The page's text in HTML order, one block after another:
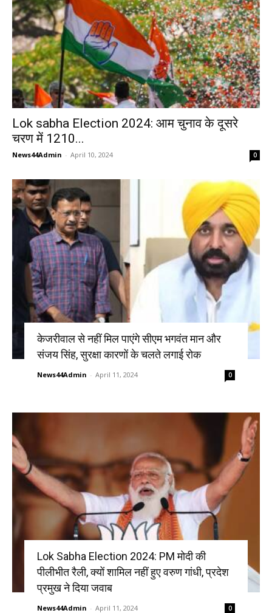
Lok sabha Election 2024: आम चुनाव के दूसरे
चरण में 1210...
News44Admin - April 10, 2024 0
केजरीवाल से नहीं मिल पाएंगे सीएम भगवंत मान और
संजय सिंह, सुरक्षा कारणों के चलते लगाई रोक
News44Admin - April 11, 2024 0
Lok Sabha Election 2024: PM मोदी की
पीलीभीत रैली, क्यों शामिल नहीं हुए वरुण गांधी, प्रदेश
प्रमुख ने दिया जवाब
News44Admin - April 11, 2024 0